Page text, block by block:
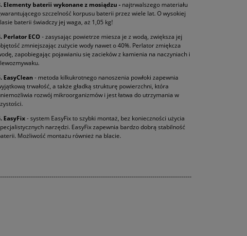
Elementy baterii wykonane z mosiądzu - najtrwalszego materiału
szczelność korpusu baterii przez wiele lat. O wysokiej
baterii świadczy jej waga, aż 1,05 kg!
Perlator ECO - zasysając powietrze miesza je z wodą, zwiększa jej
zmniejszając zużycie wody nawet o 40%. Perlator zmiękcza
zapobiegając pojawianiu się zacieków z kamienia na naczyniach i
EasyClean - metoda kilkukrotnego nanoszenia powłoki zapewnia
trwałość, a także gładką strukturę powierzchni, która
rozwój mikroorganizmów i jest łatwa do utrzymania w
EasyFix- system EasyFix to szybki montaż, bez konieczności użycia
narzędzi. EasyFix zapewnia bardzo dobrą stabilność
Możliwość montażu również na blacie.